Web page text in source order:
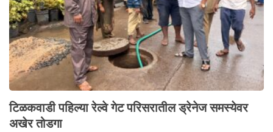
टिळकवाडी पहिल्या रेल्वे गेट परिसरातील ड्रेनेज समस्येवर
अखेर तोडगा